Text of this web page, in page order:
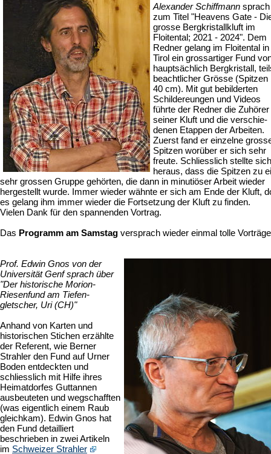
Alexander Schiffmann sprach
zum Titel "Heavens Gate -
grosse Bergkristallkluft im
Floitental; 2021 - 2024". Dem
Redner gelang im Floitental in
Tirol ein grossartiger Fund
hauptsächlich Bergkristall,
beachtlicher Grösse (Spitzen
40 cm). Mit gut bebilderten
Schildereungen und Videos
führte der Redner die
seiner Kluft und die verschie­
denen Etappen der Arbeiten.
Zuerst fand er einzelne
Spitzen worüber er sich sehr
freute. Schliesslich stellte sich
heraus, dass die Spitzen zu
sehr grossen Gruppe gehörten, die dann in minutiöser Arbeit wieder
hergestellt wurde. Immer wieder wähnte er sich am Ende der Kluft,
es gelang ihm immer wieder die Fortsetzung der Kluft zu finden.
Vielen Dank für den spannenden Vortrag.
Das Programm am Samstag versprach wieder einmal tolle
Prof. Edwin Gnos von der
Universität Genf sprach über
"Der historische Morion-
Riesenfund am Tiefen­
gletscher, Uri (CH)"
Anhand von Karten und
historischen Stichen erzählte
der Referent, wie Berner
Strahler den Fund auf Urner
Boden entdeckten und
schliesslich mit Hilfe ihres
Heimatdorfes Guttannen
ausbeuteten und wegschaff­ten
(was eigentlich einem Raub
gleichkam). Edwin Gnos hat
den Fund detailliert
beschrieben in zwei Artikeln
im Schweizer Strahler